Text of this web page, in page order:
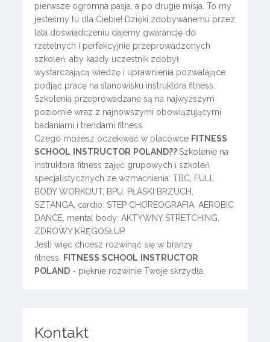
pierwsze ogromna pasja, a po drugie misja. To my
jesteśmy tu dla Ciebie! Dzięki zdobywanemu przez
lata doświadczeniu dajemy gwarancję do
rzetelnych i perfekcyjnie przeprowadzonych
szkoleń, aby każdy uczestnik zdobył
wystarczającą wiedzę i uprawnienia pozwalające
podjąć pracę na stanowisku instruktora fitness.
Szkolenia przeprowadzane są na najwyższym
poziomie wraz z najnowszymi obowiązującymi
badaniami i trendami fitness.
Czego możesz oczekiwać w placówce FITNESS
SCHOOL
INSTRUCTOR POLAND?? Szkolenie na
instruktora fitness zajęć grupowych i szkoleń
specjalistycznych ze wzmacniania: TBC, FULL
BODY WORKOUT, BPU, PŁASKI BRZUCH,
SZTANGA, cardio: STEP CHOREOGRAFIA, AEROBIC
DANCE, mental body: AKTYWNY STRETCHING,
ZDROWY KRĘGOSŁUP.
Jeśli więc chcesz rozwinąć się w branży
fitness,
FITNESS SCHOOL
INSTRUCTOR
POLAND - pięknie rozwinie Twoje skrzydła.
Kontakt